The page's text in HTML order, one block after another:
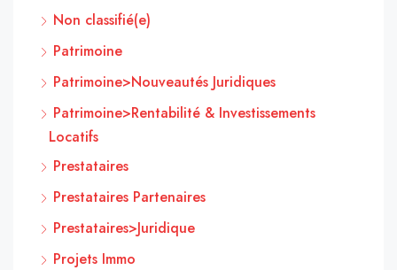
Non classifié(e)
Patrimoine
Patrimoine>Nouveautés Juridiques
Patrimoine>Rentabilité & Investissements
Locatifs
Prestataires
Prestataires Partenaires
Prestataires>Juridique
Projets Immo